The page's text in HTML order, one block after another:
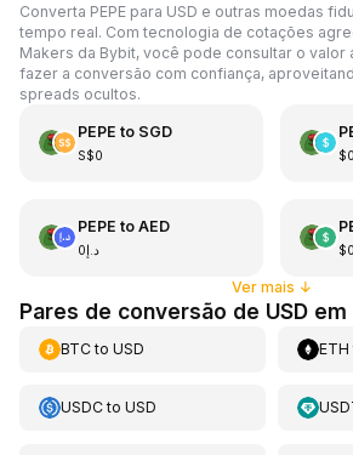
Converta PEPE para USD e outras moedas
tempo real. Com tecnologia de cotações
Makers da Bybit, você pode consultar o valor
fazer a conversão com confiança,
spreads ocultos.
PEPE to SGD
S$0 $0
PEPE to AED
د.إ0
Ver mais ↓
Pares de conversão de USD
BTCto USD ETH
USDCto USD